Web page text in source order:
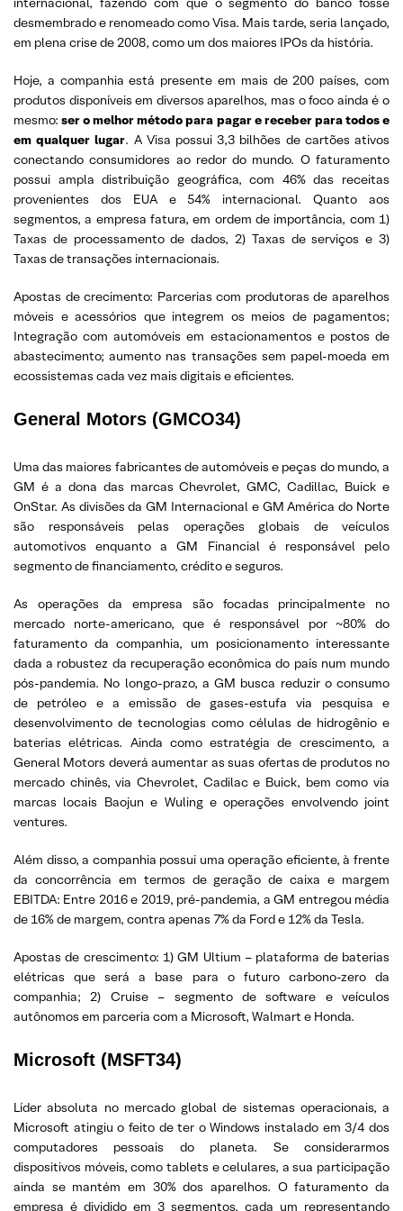
desmembrado e renomeado como Visa. Mais tarde, seria lançado,
em plena crise de 2008, como um dos maiores IPOs da história.
Hoje, a companhia está presente em mais de 200 países, com
produtos disponíveis em diversos aparelhos, mas o foco ainda é o
mesmo:ser o melhor método para pagar e receber para todos e
em qualquer lugar. A Visa possui 3,3 bilhões de cartões ativos
conectando consumidores ao redor do mundo. O faturamento
possui ampla distribuição geográfica, com 46% das receitas
provenientes dos EUA e 54% internacional. Quanto aos
segmentos, a empresa fatura, em ordem de importância, com 1)
Taxas de processamento de dados, 2) Taxas de serviços e 3)
Taxas de transações internacionais.
Apostas de crecimento: Parcerias com produtoras de aparelhos
móveis e acessórios que integrem os meios de pagamentos;
Integração com automóveis em estacionamentos e postos de
abastecimento; aumento nas transações sem papel-moeda em
ecossistemas cada vez mais digitais e eficientes.
General Motors (GMCO34)
Uma das maiores fabricantes de automóveis e peças do mundo, a
GM é a dona das marcas Chevrolet, GMC, Cadillac, Buick e
OnStar. As divisões da GM Internacional e GM América do Norte
são responsáveis pelas operações globais de veículos
automotivos enquanto a GM Financial é responsável pelo
segmento de financiamento, crédito e seguros.
As operações da empresa são focadas principalmente no
mercado norte-americano, que é responsável por ~80% do
faturamento da companhia, um posicionamento interessante
dada a robustez da recuperação econômica do país num mundo
pós-pandemia. No longo-prazo, a GM busca reduzir o consumo
de petróleo e a emissão de gases-estufa via pesquisa e
desenvolvimento de tecnologias como células de hidrogênio e
baterias elétricas. Ainda como estratégia de crescimento, a
General Motors deverá aumentar as suas ofertas de produtos no
mercado chinês, via Chevrolet, Cadilac e Buick, bem como via
marcas locais Baojun e Wuling e operações envolvendo joint
ventures.
Além disso, a companhia possui uma operação eficiente, à frente
da concorrência em termos de geração de caixa e margem
EBITDA: Entre 2016 e 2019, pré-pandemia, a GM entregou média
de 16% de margem, contra apenas 7% da Ford e 12% da Tesla.
Apostas de crescimento: 1) GM Ultium – plataforma de baterias
elétricas que será a base para o futuro carbono-zero da
companhia; 2) Cruise – segmento de software e veículos
autônomos em parceria com a Microsoft, Walmart e Honda.
Microsoft (MSFT34)
Líder absoluta no mercado global de sistemas operacionais, a
Microsoft atingiu o feito de ter o Windows instalado em 3/4 dos
computadores pessoais do planeta. Se considerarmos
dispositivos móveis, como tablets e celulares, a sua participação
ainda se mantém em 30% dos aparelhos. O faturamento da
empresa é dividido em 3 segmentos, cada um representando